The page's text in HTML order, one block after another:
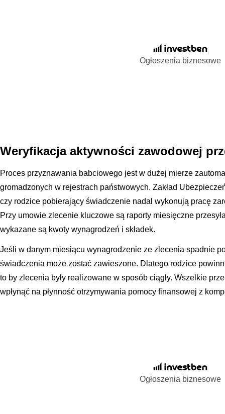
Ogłoszenia biznesowe
Weryfikacja aktywności zawodowej
Proces przyznawania babciowego jest w dużej mierze
gromadzonych w rejestrach państwowych. Zakład
czy rodzice pobierający świadczenie nadal wykonują pracę
Przy umowie zlecenie kluczowe są raporty miesięczne
wykazane są kwoty wynagrodzeń i składek.
Jeśli w danym miesiącu wynagrodzenie ze zlecenia spadnie
świadczenia może zostać zawieszone. Dlatego rodzice
to by zlecenia były realizowane w sposób ciągły. Wszelkie
wpłynąć na płynność otrzymywania pomocy finansowej z
Ogłoszenia biznesowe